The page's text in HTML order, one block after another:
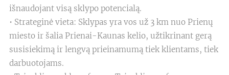
išnaudojant visą sklypo potencialą.
• Strateginė vieta: Sklypas yra vos už 3 km nuo Prienų
miesto ir šalia Prienai-Kaunas kelio, užtikrinant gerą
susisiekimą ir lengvą prieinamumą tiek klientams, tiek
darbuotojams.